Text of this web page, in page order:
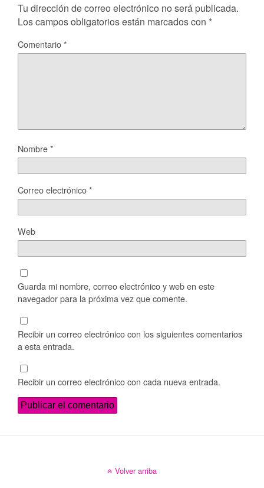
Tu dirección de correo electrónico no será publicada.
Los campos obligatorios están marcados con *
Comentario*
Nombre*
Correo electrónico*
Web
Guarda mi nombre, correo electrónico y web en este
navegador para la próxima vez que comente.
Recibir un correo electrónico con los siguientes comentarios
a esta entrada.
Recibir un correo electrónico con cada nueva entrada.
Volver arriba